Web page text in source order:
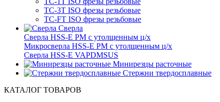
TC-3T ISO фрезы резьбовые
TC-FT ISO фрезы резьбовые
Сверла
Cверла HSS-E PM c утолщенным ц/х
Микросверла HSS-E PM c утолщенным ц/х
Сверла HSS-E VAPDMSUS
Минирезцы расточные
Cтержни твердосплавные
КАТАЛОГ ТОВАРОВ